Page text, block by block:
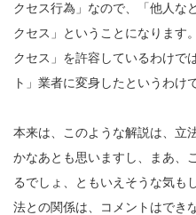
クセス行為」なので、「他人な
クセス」ということになります
クセス」を許容しているわけで
ト」業者に変身したというわけ
本来は、このような解説は、立
かなあとも思いますし、まあ、
るでしょ、ともいえそうな気も
法との関係は、コメントはでき